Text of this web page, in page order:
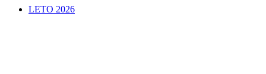
LETO 2026